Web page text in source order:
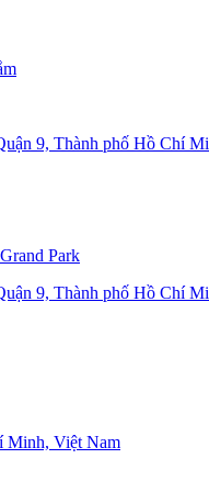
9, Thành phố Hồ Chí
Park
9, Thành phố Hồ Chí
Minh, Việt Nam